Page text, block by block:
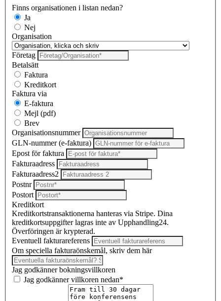
Finns organisationen i listan nedan?
Ja
Nej
Organisation
Företag
Betalsätt
Faktura
Kreditkort
Faktura via
E-faktura
Mejl (pdf)
Brev
Organisationsnummer
GLN-nummer (e-faktura)
Epost för faktura
Fakturaadress
Fakturaadress2
Postnr
Postort
Kreditkort
Kreditkortstransaktionerna hanteras via Stripe. Dina
kreditkortsuppgifter lagras inte av Upphandling24.
Överföringen är krypterad.
Eventuell fakturareferens
Om speciella fakturaönskemål, skriv dem här
Jag godkänner bokningsvillkoren
Jag godkänner villkoren nedan*